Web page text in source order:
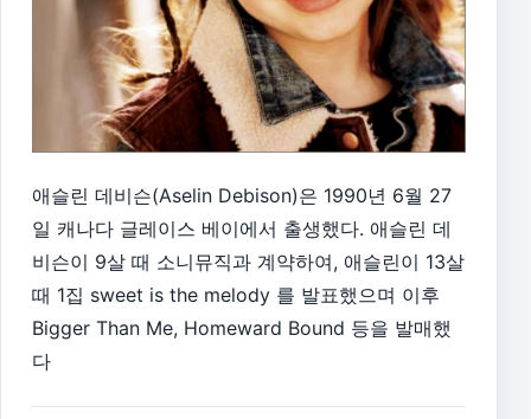
애슬린 데비슨(Aselin Debison)은 1990년 6월 27
일 캐나다 글레이스 베이에서 출생했다. 애슬린 데
비슨이 9살 때 소니뮤직과 계약하여, 애슬린이 13살
때 1집 sweet is the melody 를 발표했으며 이후
Bigger Than Me, Homeward Bound 등을 발매했
다